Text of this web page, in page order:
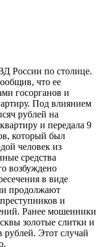
России по столице.
что ее
госорганов и
Под влиянием
рублей на
и передала 9
который был
человек из
средства
возбуждено
в виде
продолжают
и
Ранее мошенники
золотые слитки и
Этот случай